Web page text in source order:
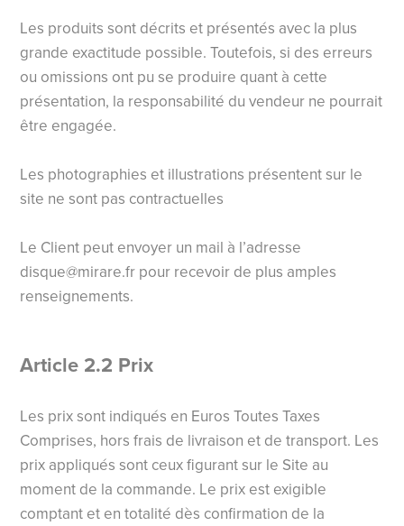
Les produits sont décrits et présentés avec la plus
grande exactitude possible. Toutefois, si des erreurs
ou omissions ont pu se produire quant à cette
présentation, la responsabilité du vendeur ne pourrait
être engagée.
Les photographies et illustrations présentent sur le
site ne sont pas contractuelles
Le Client peut envoyer un mail à l’adresse
disque@mirare.fr pour recevoir de plus amples
renseignements.
Article 2.2 Prix
Les prix sont indiqués en Euros Toutes Taxes
Comprises, hors frais de livraison et de transport. Les
prix appliqués sont ceux figurant sur le Site au
moment de la commande. Le prix est exigible
comptant et en totalité dès confirmation de la